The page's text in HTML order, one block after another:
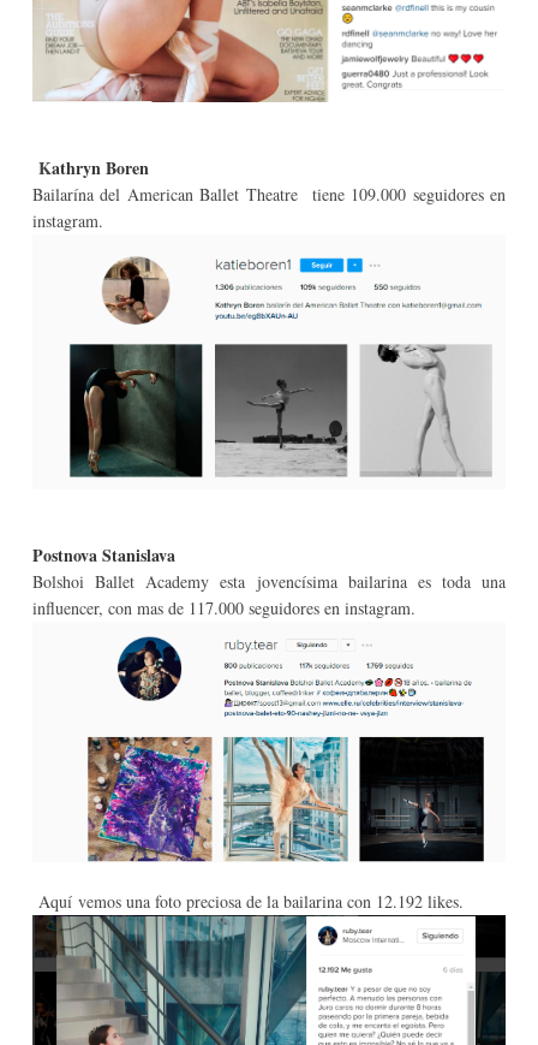
Kathryn Boren
Bailarína del American Ballet Theatre tiene 109.000 seguidores en
instagram.
Postnova Stanislava
Bolshoi Ballet Academy esta jovencísima bailarina es toda una
influencer, con mas de 117.000 seguidores en instagram.
Aquí vemos una foto preciosa de la bailarina con 12.192 likes.